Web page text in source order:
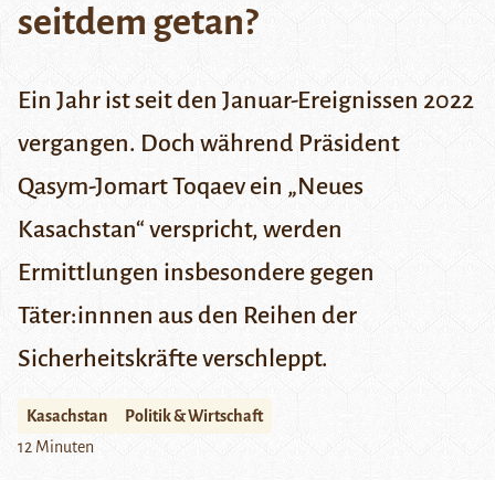
seitdem getan?
Ein Jahr ist seit den Januar-Ereignissen 2022
vergangen. Doch während Präsident
Qasym-Jomart Toqaev ein „Neues
Kasachstan“ verspricht, werden
Ermittlungen insbesondere gegen
Täter:innnen aus den Reihen der
Sicherheitskräfte verschleppt.
Kasachstan
Politik & Wirtschaft
12 Minuten